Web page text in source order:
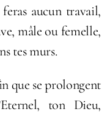
aucun travail,
mâle ou femelle,
tes murs.
que se prolongent
ton Dieu,